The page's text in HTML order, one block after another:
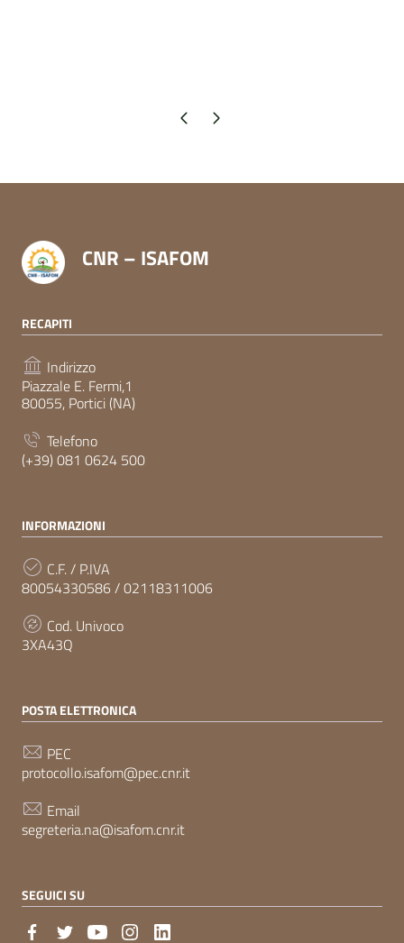
Pagina precedente
Pagina successiva
CNR – ISAFOM
RECAPITI
Indirizzo
Piazzale E. Fermi,1
80055, Portici (NA)
Telefono
(+39) 081 0624 500
INFORMAZIONI
C.F. / P.IVA
80054330586 / 02118311006
Cod. Univoco
3XA43Q
POSTA ELETTRONICA
PEC
protocollo.isafom@pec.cnr.it
Email
segreteria.na@isafom.cnr.it
SEGUICI SU